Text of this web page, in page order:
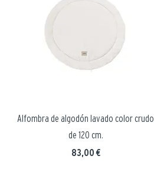
Alfombra de algodón lavado color crudo
de 120 cm.
Precio
83,00 €